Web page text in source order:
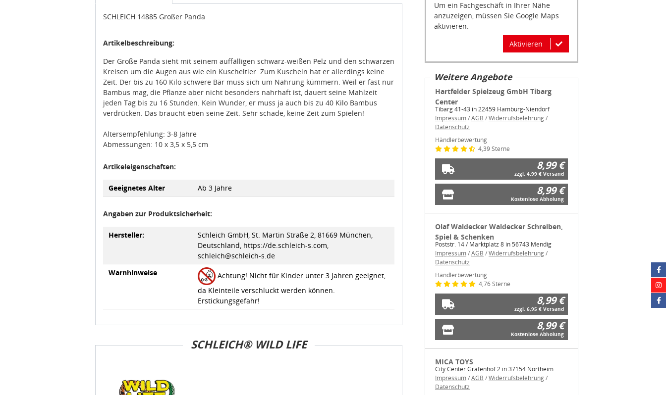
SCHLEICH 14885 Großer Panda
Artikelbeschreibung:
Der Große Panda sieht mit seinem auffälligen schwarz-weißen Pelz und den schwarzen
Kreisen um die Augen aus wie ein Kuscheltier. Zum Kuscheln hat er allerdings keine
Zeit. Der bis zu 160 Kilo schwere Bär muss sich um Nahrung kümmern. Weil er fast nur
Bambus mag, die Pflanze aber nicht besonders nahrhaft ist, dauert seine Mahlzeit
jeden Tag bis zu 16 Stunden. Kein Wunder, er muss ja auch bis zu 40 Kilo Bambus
verdrücken. Das braucht eben seine Zeit. Sehr schade, keine Zeit zum Spielen!
Altersempfehlung: 3-8 Jahre
Abmessungen: 10 x 3,5 x 5,5 cm
Artikeleigenschaften:
Geeignetes Alter Ab 3 Jahre
Angaben zur Produktsicherheit:
Hersteller:
Schleich GmbH, St. Martin Straße 2, 81669 München,
Deutschland, https://de.schleich-s.com,
schleich@schleich-s.de
Warnhinweise
Achtung! Nicht für Kinder unter 3 Jahren geeignet,
da Kleinteile verschluckt werden können.
Erstickungsgefahr!
SCHLEICH® WILD LIFE
Um ein Fachgeschäft in Ihrer Nähe
anzuzeigen, müssen Sie Google Maps
aktivieren.
Aktivieren
Weitere Angebote
Hartfelder Spielzeug GmbH Tibarg
Center
Tibarg 41-43 in 22459 Hamburg-Niendorf
Impressum/AGB /Widerrufsbelehrung/
Datenschutz
Händlerbewertung
4,39 Sterne
8,99 €
zzgl. 4,99 € Versand
8,99 €
Kostenlose Abholung
Olaf Waldecker Waldecker Schreiben,
Spiel & Schenken
Poststr. 14 / Marktplatz 8 in 56743 Mendig
Impressum/AGB /Widerrufsbelehrung/
Datenschutz
Händlerbewertung
4,76 Sterne
8,99 €
zzgl. 6,95 € Versand
8,99 €
Kostenlose Abholung
MICA TOYS
City Center Grafenhof 2 in 37154 Northeim
Impressum/AGB /Widerrufsbelehrung/
Datenschutz